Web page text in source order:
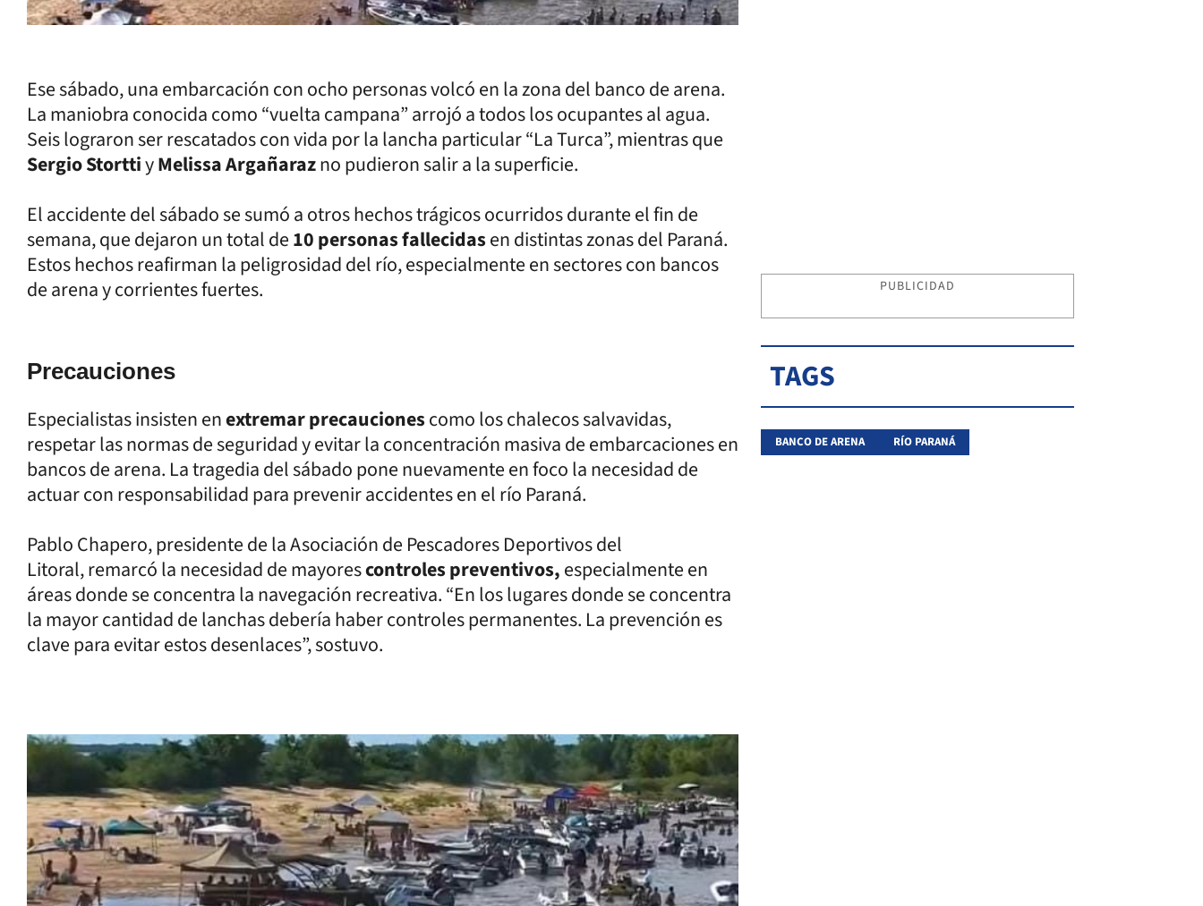
Ese sábado, una embarcación con ocho personas volcó en la zona del banco de arena.
La maniobra conocida como “vuelta campana” arrojó a todos los ocupantes al agua.
Seis lograron ser rescatados con vida por la lancha particular “La Turca”, mientras que
Sergio StorttiyMelissa Argañarazno pudieron salir a la superficie.
El accidente del sábado se sumó a otros hechos trágicos ocurridos durante el fin de
semana, que dejaron un total de10 personas fallecidasen distintas zonas del Paraná.
Estos hechos reafirman la peligrosidad del río, especialmente en sectores con bancos
de arena y corrientes fuertes.
Precauciones
Especialistas insisten enextremar precaucionescomo los chalecos salvavidas,
respetar las normas de seguridad y evitar la concentración masiva de embarcaciones en
bancos de arena. La tragedia del sábado pone nuevamente en foco la necesidad de
actuar con responsabilidad para prevenir accidentes en el río Paraná.
Pablo Chapero, presidente de la Asociación de Pescadores Deportivos del
Litoral, remarcó la necesidad de mayorescontroles preventivos,especialmente en
áreas donde se concentra la navegación recreativa. “En los lugares donde se concentra
la mayor cantidad de lanchas debería haber controles permanentes. La prevención es
clave para evitar estos desenlaces”, sostuvo.
PUBLICIDAD
TAGS
BANCO DE ARENA RÍO PARANÁ